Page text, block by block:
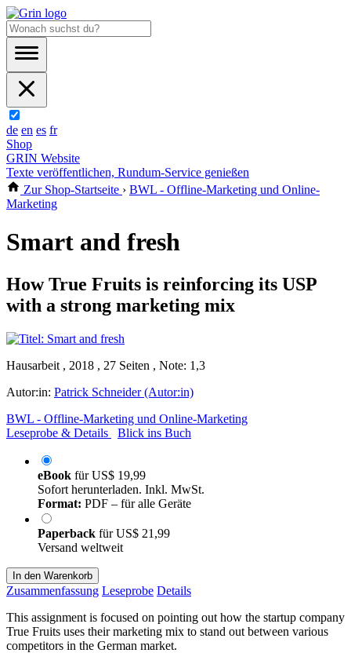
de en es fr
Shop
GRIN Website
Texte veröffentlichen, Rundum-Service genießen
Zur Shop-Startseite › BWL - Offline-Marketing und Online-
Marketing
Smart and fresh
How True Fruits is reinforcing its USP
with a strong marketing mix
Hausarbeit , 2018 , 27 Seiten , Note: 1,3
Autor:in: Patrick Schneider (Autor:in)
BWL - Offline-Marketing und Online-Marketing
Leseprobe & Details
Blick ins Buch
eBook fürUS$ 19,99
Sofort herunterladen. Inkl. MwSt.
Format: PDF – für alle Geräte
Paperback fürUS$ 21,99
Versand weltweit
In den Warenkorb
Zusammenfassung Leseprobe Details
This assignment is focused on pointing out how the startup company
True Fruits uses their marketing mix to stand out between various
competitors in the German market.